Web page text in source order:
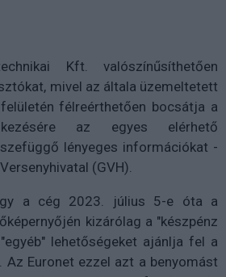
Kft. valószínűsíthetően
mivel az általa üzemeltetett
félreérthetően bocsátja a
az egyes elérhető
lényeges információkat -
(GVH).
a cég 2023. július 5-e óta a
kizárólag a "készpénz
lehetőségeket ajánlja fel a
Euronet ezzel azt a benyomást